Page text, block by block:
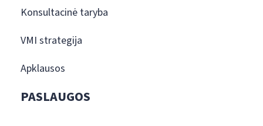
Konsultacinė taryba
VMI strategija
Apklausos
PASLAUGOS